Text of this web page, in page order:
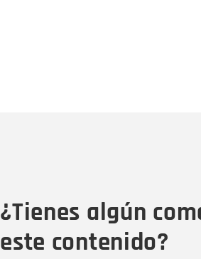
¿Tienes algún
este contenido?